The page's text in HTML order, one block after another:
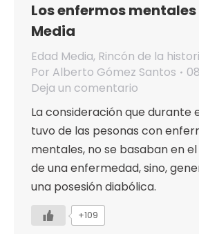
Los enfermos mentales
Media
Edad Media, Rincón de la
Por Alberto Gómez Santos
Deja un comentario
La consideración que durante
tuvo de las pesonas con
mentales, no se basaban en
de una enfermedad, sino,
una posesión diabólica.
+109